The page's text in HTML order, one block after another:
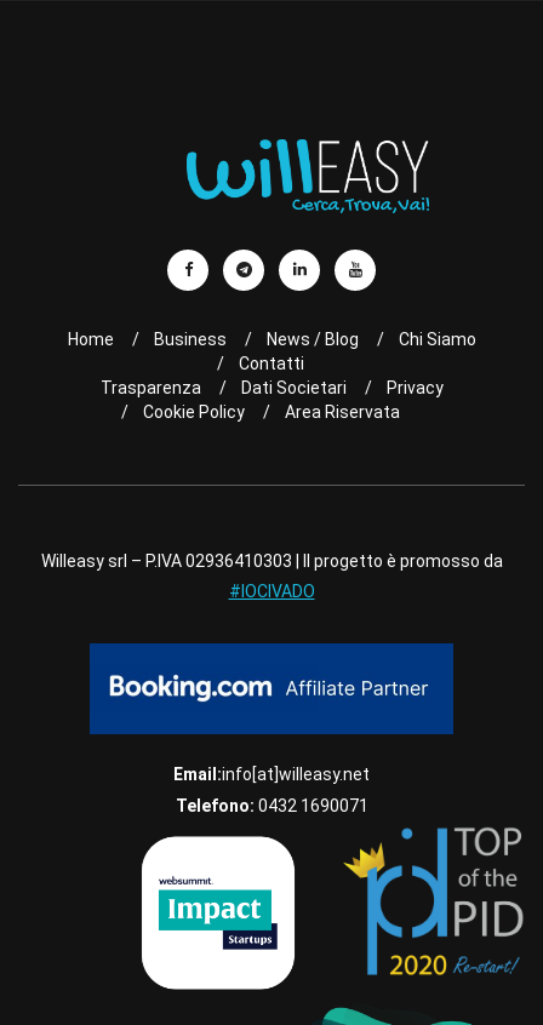
Home Business News / Blog
Chi Siamo
Contatti
Trasparenza
Dati Societari
Privacy
Cookie Policy
Area Riservata
Willeasy srl – P.IVA 02936410303 | Il progetto è promosso da
#IOCIVADO
Email:info[at]willeasy.net
Telefono: 0432 1690071